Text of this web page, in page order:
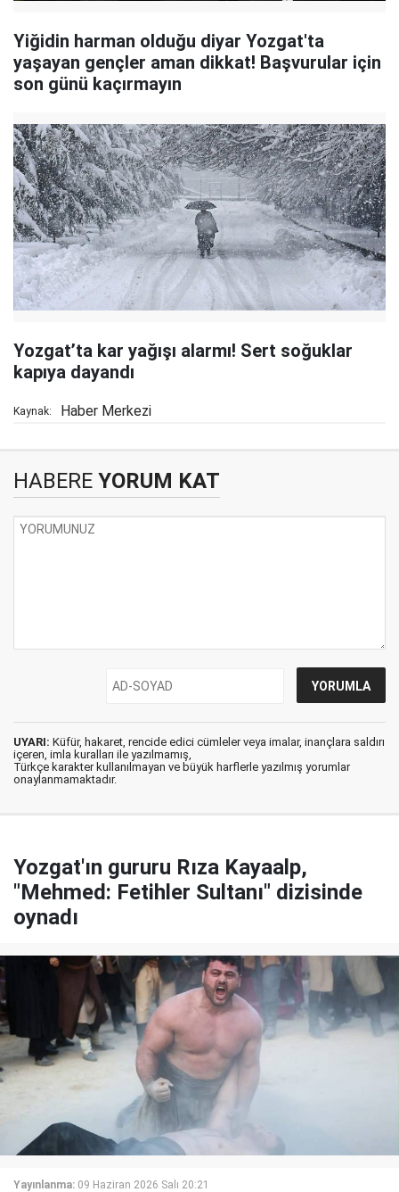
Yiğidin harman olduğu diyar Yozgat'ta
yaşayan gençler aman dikkat! Başvurular için
son günü kaçırmayın
Yozgat’ta kar yağışı alarmı! Sert soğuklar
kapıya dayandı
Kaynak: Haber Merkezi
HABERE YORUM KAT
UYARI: Küfür, hakaret, rencide edici cümleler veya imalar, inançlara saldırı
içeren, imla kuralları ile yazılmamış,
Türkçe karakter kullanılmayan ve büyük harflerle yazılmış yorumlar
onaylanmamaktadır.
Yozgat'ın gururu Rıza Kayaalp,
"Mehmed: Fetihler Sultanı" dizisinde
oynadı
Yayınlanma: 09 Haziran 2026 Salı 20:21